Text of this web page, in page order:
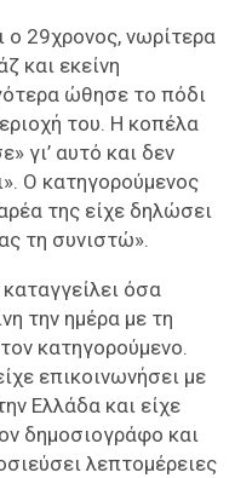
29χρονος, νωρίτερα
και εκείνη
ώθησε το πόδι
του. Η κοπέλα
γι’ αυτό και δεν
Ο κατηγορούμενος
της είχε δηλώσει
τη συνιστώ».
όσα
την ημέρα με τη
κατηγορούμενο.
επικοινωνήσει με
Ελλάδα και είχε
δημοσιογράφο και
λεπτομέρειες